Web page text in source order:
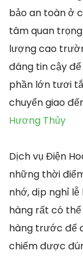
bảo an toàn ở
tâm quan
lượng cao
đáng tin cậy
phần lớn tươi
chuyển giao
Hương Thủy
Dịch vụ Điện
những thời
nhớ, dịp nghỉ
hàng rất có
hàng trước để
chiếm được